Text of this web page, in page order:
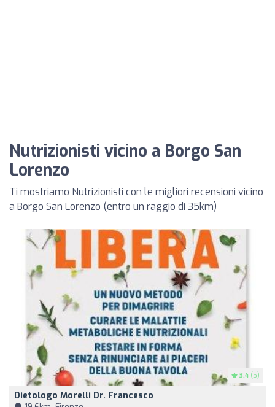
Nutrizionisti vicino a Borgo San
Lorenzo
Ti mostriamo Nutrizionisti con le migliori recensioni vicino
a Borgo San Lorenzo (entro un raggio di 35km)
3.4 (5)
Dietologo Morelli Dr. Francesco